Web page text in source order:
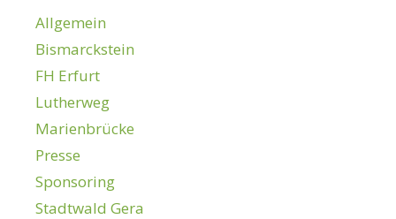
Allgemein
Bismarckstein
FH Erfurt
Lutherweg
Marienbrücke
Presse
Sponsoring
Stadtwald Gera